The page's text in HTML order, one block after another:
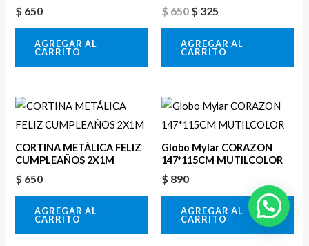
$ 650
AGREGAR AL
CARRITO
$650 $ 325
AGREGAR AL
CARRITO
CORTINA METÁLICA FELIZ
CUMPLEAÑOS 2X1M
$ 650
AGREGAR AL
CARRITO
Globo Mylar CORAZON
147*115CM MUTILCOLOR
$ 890
AGREGAR AL
CARRITO